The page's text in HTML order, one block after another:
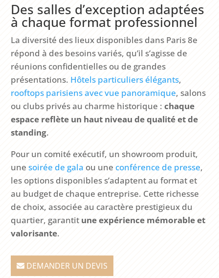
Des salles d’exception adaptées
à chaque format professionnel
La diversité des lieux disponibles dans Paris 8e
répond à des besoins variés, qu’il s’agisse de
réunions confidentielles ou de grandes
présentations. Hôtels particuliers élégants,
rooftops parisiens avec vue panoramique, salons
ou clubs privés au charme historique :chaque
espace reflète un haut niveau de qualité et de
standing.
Pour un comité exécutif, un showroom produit,
unesoirée de gala ou une conférence de presse,
les options disponibles s’adaptent au format et
au budget de chaque entreprise. Cette richesse
de choix, associée au caractère prestigieux du
quartier, garantit une expérience mémorable et
valorisante.
DEMANDER UN DEVIS